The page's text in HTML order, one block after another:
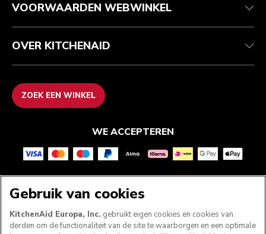
VOORWAARDEN WEBWINKEL
OVER KITCHENAID
ZOEK EEN WINKEL
WE ACCEPTEREN
VOLG ONS
Gebruik van cookies
KitchenAid Europa, Inc. gebruikt eigen cookies en cookies van
derden om de functionaliteit van de site te waarborgen en een optimale